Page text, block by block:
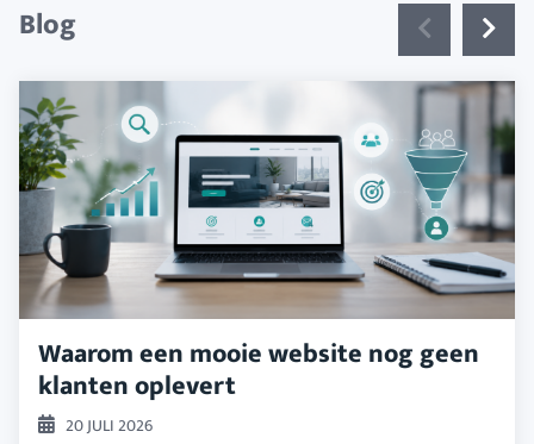
Blog
Waarom een mooie website nog geen
klanten oplevert
20 JULI 2026